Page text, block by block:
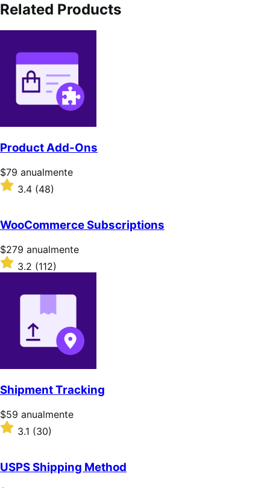
Related Products
Product Add-Ons
Precio:
$79/anualmente
$79 anualmente
Valoración:
3.4
5
estrellas
3.4 (48)
WooCommerce Subscriptions
Precio:
$279/anualmente
$279 anualmente
Valoración:
3.2
3.2 (112)
Shipment Tracking
Precio:
$59/anualmente
$59 anualmente
Valoración:
3.1
5
estrellas
3.1 (30)
USPS Shipping Method